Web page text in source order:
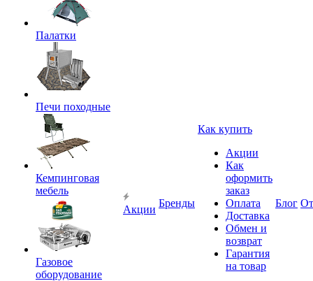
Палатки
Печи походные
Кемпинговая
мебель
Газовое
оборудование
Акции
Бренды
Как купить
Акции
Как
оформить
заказ
Оплата
Доставка
Обмен и
возврат
Гарантия
на товар
Блог